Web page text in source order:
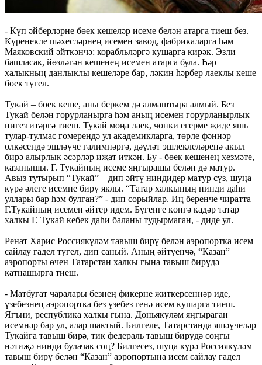
- Күп әйберләрне бөек кешеләр исеме белән атарга тиеш без.
Күренекле шәхесләрнең исемен завод, фабрикаларга һәм
Маяковский әйткәнчә: корабльләргә кушарга кирәк. Эзли
башласак, йөзләгән кешенең исемен атарга була. Һәр
халыкның данлыклы кешеләре бар, ләкин һәрбер лаеклы кеше
бөек түгел.
Тукай – бөек кеше, аны беркем дә алмаштыра алмый. Без
Тукай белән горурланырга һәм аның исемен горурланырлык
нигез итәргә тиеш. Тукай моңа лаек, чөнки егерме җиде яшь
тулар-тулмас гомерендә ул академикларга, төрле фәннәр
өлкәсендә эшләүче галимнәргә, дәүләт эшлеклеләренә акыл
бирә алырлык әсәрләр иҗат иткән. Бу - бөек кешенең хезмәте,
казанышы. Г. Тукайның исеме яңгырашы белән дә матур.
Авыз тутырып “Тукай” – дип әйтү ниндидер матур сүз, шуңа
күрә әлеге исемне бирү яклы. “Татар халкының нинди даһи
уллары бар һәм булган?” - дип сорыйлар. Иң беренче чиратта
Г.Тукайның исемен әйтер идем. Бүгенге көнгә кадәр татар
халкы Г. Тукай кебек даһи баланы тудырмаган, - диде ул.
Ренат Харис Россиякүләм тавыш бирү белән аэропортка исем
сайлау гадел түгел, дип саный. Аның әйтүенчә, “Казан”
аэропорты өчен Татарстан халкы гына тавыш бирүдә
катнашырга тиеш.
- Матбугат чаралары безнең фикерне җиткерсеннәр иде,
үзебезнең аэропортка без үзебез генә исем кушарга тиеш.
Ягъни, республика халкы гына. Дөньякүләм яңгыраган
исемнәр бар ул, алар шактый. Билгеле, Татарстанда яшәүчеләр
Тукайга тавыш бирә, тик федераль тавыш бирүдә соңгы
нәтиҗә нинди булачак соң? Билгесез, шуңа күрә Россиякүләм
тавыш бирү белән “Казан” аэропортына исем сайлау гадел